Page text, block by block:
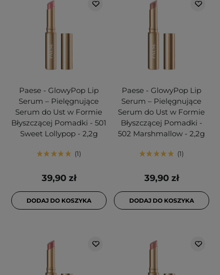
Paese - GlowyPop Lip
Serum – Pielęgnujące
Serum do Ust w Formie
Błyszczącej Pomadki - 501
Sweet Lollypop - 2,2g
1
39,90 zł
DODAJ DO KOSZYKA
Paese - GlowyPop Lip
Serum – Pielęgnujące
Serum do Ust w Formie
Błyszczącej Pomadki -
502 Marshmallow - 2,2g
1
39,90 zł
DODAJ DO KOSZYKA